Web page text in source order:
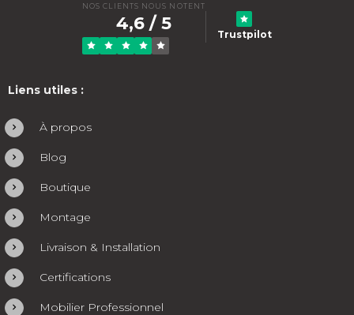
NOS CLIENTS NOUS NOTENT
4,6 / 5
Trustpilot
Liens utiles :
À propos
Blog
Boutique
Montage
Livraison & Installation
Certifications
Mobilier Professionnel